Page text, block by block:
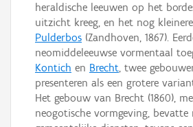
heraldische leeuwen op het
uitzicht kreeg, en het nog
Pulderbos (Zandhoven, 1867).
neomiddeleeuwse vormentaal
Kontich en Brecht, twee
presenteren als een grotere
Het gebouw van Brecht (1860),
neogotische vormgeving, bevatte